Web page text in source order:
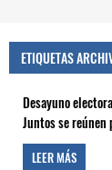
ETIQUETAS
Desayuno
Juntos se reúnen
LEER MÁS